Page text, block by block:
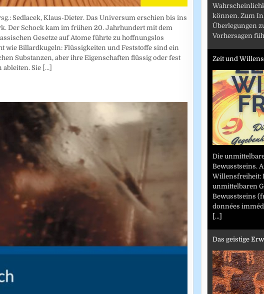
Sedlacek, Klaus-Dieter. Das Universum erschien bis ins
Der Schock kam im frühen 20. Jahrhundert mit dem
Gesetze auf Atome führte zu hoffnungslos
wie Billardkugeln: Flüssigkeiten und Feststoffe sind ein
Substanzen, aber ihre Eigenschaften flüssig oder fest
ableiten. Sie [...]
können. Zum
Überlegungen
Vorhersagen
Zeit und
Die
Bewusstseins.
Willensfreiheit:
unmittelbaren
Bewusstseins
données
[...]
Das geistige